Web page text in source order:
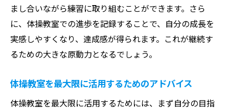
まし合いながら練習に取り組むことができます。さら
に、体操教室での進歩を記録することで、自分の成長を
実感しやすくなり、達成感が得られます。これが継続す
るための大きな原動力となるでしょう。
体操教室を最大限に活用するためのアドバイス
体操教室を最大限に活用するためには、まず自分の目指